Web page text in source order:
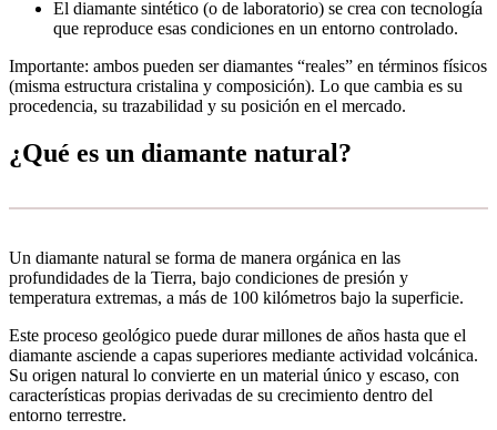
El diamante sintético (o de laboratorio) se crea con tecnología
que reproduce esas condiciones en un entorno controlado.
Importante: ambos pueden ser diamantes “reales” en términos físicos
(misma estructura cristalina y composición). Lo que cambia es su
procedencia, su trazabilidad y su posición en el mercado.
¿Qué es un diamante natural?
Un diamante natural se forma de manera orgánica en las
profundidades de la Tierra, bajo condiciones de presión y
temperatura extremas, a más de 100 kilómetros bajo la superficie.
Este proceso geológico puede durar millones de años hasta que el
diamante asciende a capas superiores mediante actividad volcánica.
Su origen natural lo convierte en un material único y escaso, con
características propias derivadas de su crecimiento dentro del
entorno terrestre.